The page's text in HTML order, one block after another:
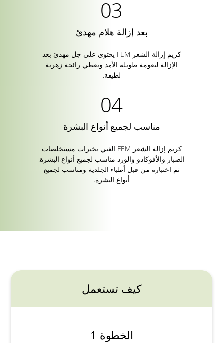
بعد إزالة هلام مهدئ
كريم إزالة الشعر FEM يحتوي على جل مهدئ بعد
الإزالة لنعومة طويلة الأمد ويعطي رائحة زهرية
لطيفة.
مناسب لجميع أنواع البشرة
كريم إزالة الشعر FEM الغني بخيرات مستخلصات
الصبار والأفوكادو والورد مناسب لجميع أنواع البشرة.
تم اختباره من قبل أطباء الجلدية ومناسب لجميع
أنواع البشرة.
كيف تستعمل
الخطوة 1